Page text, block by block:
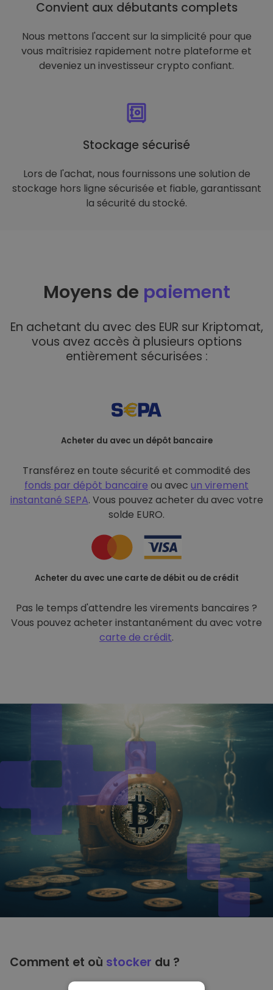
Convient aux débutants complets
Nous mettons l'accent sur la simplicité pour que
vous maîtrisiez rapidement notre plateforme et
deveniez un investisseur crypto confiant.
Stockage sécurisé
Lors de l'achat, nous fournissons une solution de
stockage hors ligne sécurisée et fiable, garantissant
la sécurité du stocké.
Moyens de paiement
En achetant du avec des EUR sur Kriptomat,
vous avez accès à plusieurs options
entièrement sécurisées :
Acheter du avec un dépôt bancaire
Transférez en toute sécurité et commodité des
fonds par dépôt bancaire ou avec un virement
instantané SEPA. Vous pouvez acheter du avec votre
solde EURO.
Acheter du avec une carte de débit ou de crédit
Pas le temps d'attendre les virements bancaires ?
Vous pouvez acheter instantanément du avec votre
carte de crédit.
Comment et où stocker du ?